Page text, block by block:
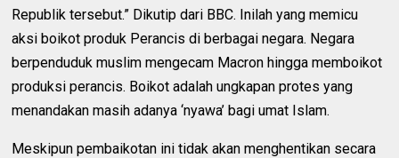
Republik tersebut.” Dikutip dari BBC. Inilah yang memicu
aksi boikot produk Perancis di berbagai negara. Negara
berpenduduk muslim mengecam Macron hingga memboikot
produksi perancis. Boikot adalah ungkapan protes yang
menandakan masih adanya ‘nyawa’ bagi umat Islam.
Meskipun pembaikotan ini tidak akan menghentikan secara